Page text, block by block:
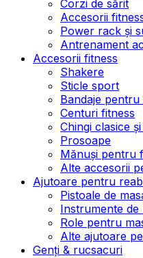
Corzi de sărit
Accesorii
Power rack și
Antrenament
Accesorii fitness
Shakere
Sticle sport
Bandaje
Centuri fitness
Chingi clasice
Prosoape
Mănuși pentru
Alte accesorii
Ajutoare pentru
Pistoale de
Instrumente de
Role pentru
Alte ajutoare
Genți & rucsacuri